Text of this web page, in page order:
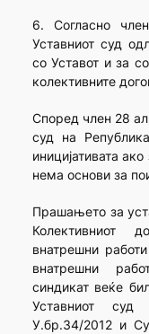
6. Согласно
Уставниот суд
со Уставот и за
колективните
Според член 28
суд на
иницијативата
нема основи за
Прашањето за
Колективниот
внатрешни
внатрешни
синдикат веќе
Уставниот
У.бр.34/2012 и